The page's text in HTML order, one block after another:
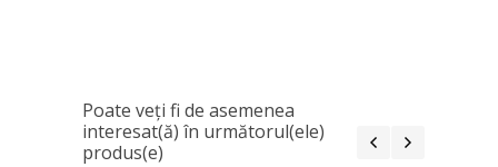
Poate veţi fi de asemenea
interesat(ă) în următorul(ele)
produs(e)